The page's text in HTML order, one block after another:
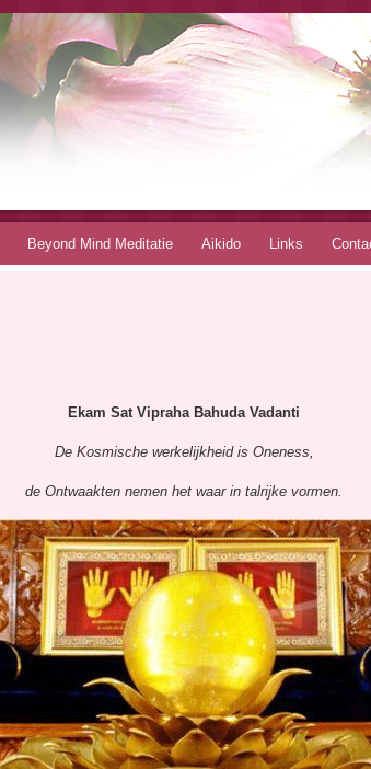
Beyond Mind Meditatie Aikido Links
Ekam Sat Vipraha Bahuda Vadanti
De Kosmische werkelijkheid is Oneness,
de Ontwaakten nemen het waar in talrijke vormen.